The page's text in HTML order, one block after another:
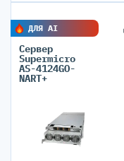
ДЛЯ AI
Сервер
Supermicro
AS-4124GO-
NART+